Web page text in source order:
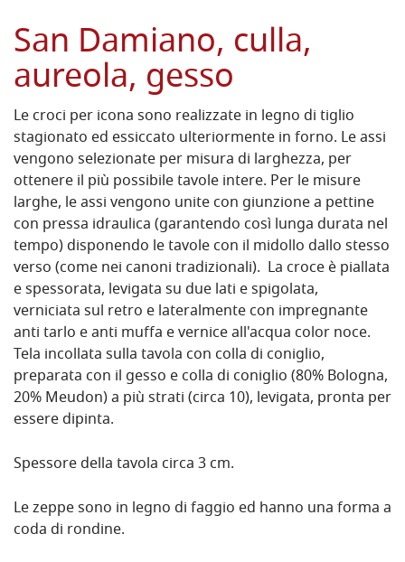
San Damiano, culla,
aureola, gesso
Le croci per icona sono realizzate in legno di tiglio
stagionato ed essiccato ulteriormente in forno. Le assi
vengono selezionate per misura di larghezza, per
ottenere il più possibile tavole intere. Per le misure
larghe, le assi vengono unite con giunzione a pettine
con pressa idraulica (garantendo così lunga durata nel
tempo) disponendo le tavole con il midollo dallo stesso
verso (come nei canoni tradizionali). La croce è piallata
e spessorata, levigata su due lati e spigolata,
verniciata sul retro e lateralmente con impregnante
anti tarlo e anti muffa e vernice all'acqua color noce.
Tela incollata sulla tavola con colla di coniglio,
preparata con il gesso e colla di coniglio (80% Bologna,
20% Meudon) a più strati (circa 10), levigata, pronta per
essere dipinta.
Spessore della tavola circa 3 cm.
Le zeppe sono in legno di faggio ed hanno una forma a
coda di rondine.